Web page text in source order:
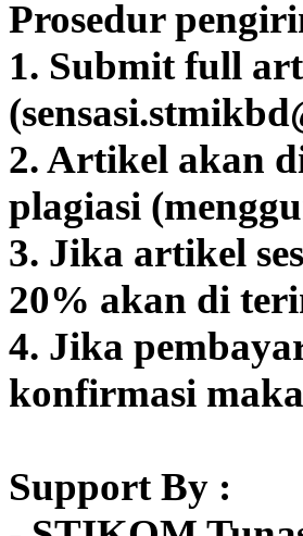
Prosedur
1. Submit full
2. Artikel akan
plagiasi
3. Jika artikel
20% akan di
4. Jika
konfirmasi
Support By :